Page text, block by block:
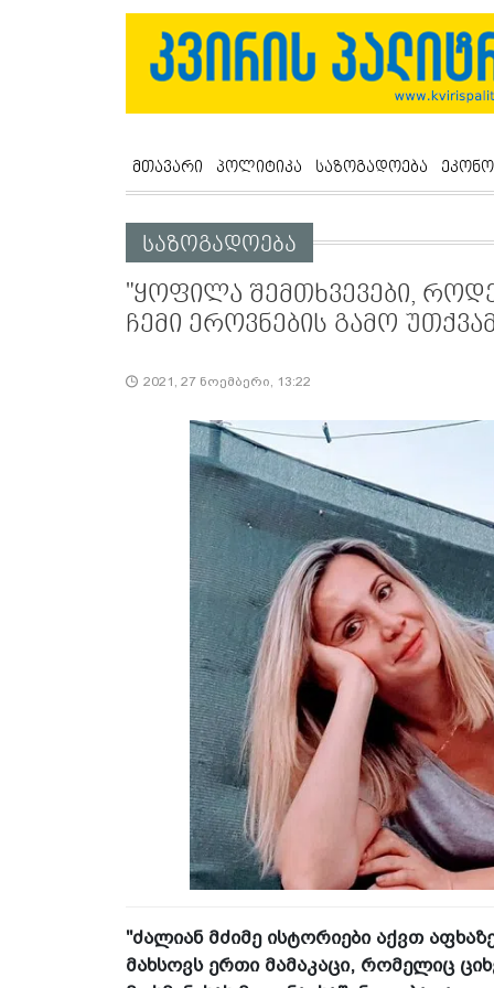
მთავარი პოლიტიკა საზოგადოება
საზოგადოება
"ყოფილა შემთხვევები,
ჩემი ეროვნების გამო
2021, 27 ნოემბერი, 13:22
"ძალიან მძიმე ისტორიები აქვთ
მახსოვს ერთი მამაკაცი, რომელიც